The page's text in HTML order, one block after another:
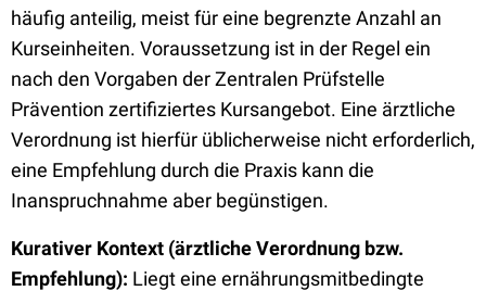
häufig anteilig, meist für eine begrenzte Anzahl an
Kurseinheiten. Voraussetzung ist in der Regel ein
nach den Vorgaben der Zentralen Prüfstelle
Prävention zertifiziertes Kursangebot. Eine ärztliche
Verordnung ist hierfür üblicherweise nicht erforderlich,
eine Empfehlung durch die Praxis kann die
Inanspruchnahme aber begünstigen.
Kurativer Kontext (ärztliche Verordnung bzw.
Empfehlung): Liegt eine ernährungsmitbedingte